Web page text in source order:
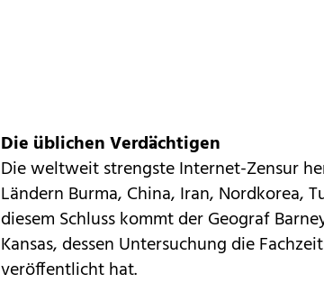
Die üblichen Verdächtigen
Die weltweit strengste Internet-Zensur
Ländern Burma, China, Iran, Nordkorea,
diesem Schluss kommt der Geograf
Kansas, dessen Untersuchung die
veröffentlicht hat.